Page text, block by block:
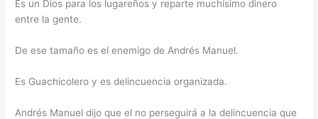
Es un Dios para los lugareños y reparte muchísimo dinero
entre la gente.
De ese tamaño es el enemigo de Andrés Manuel.
Es Guachicolero y es delincuencia organizada.
Andrés Manuel dijo que el no perseguirá a la delincuencia que